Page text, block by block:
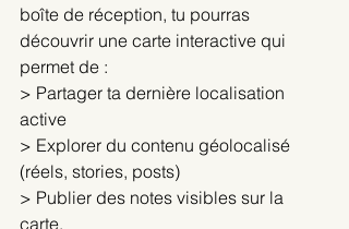
boîte de réception, tu pourras
découvrir une carte interactive qui
permet de :
> Partager ta dernière localisation
active
> Explorer du contenu géolocalisé
(réels, stories, posts)
> Publier des notes visibles sur la
carte.